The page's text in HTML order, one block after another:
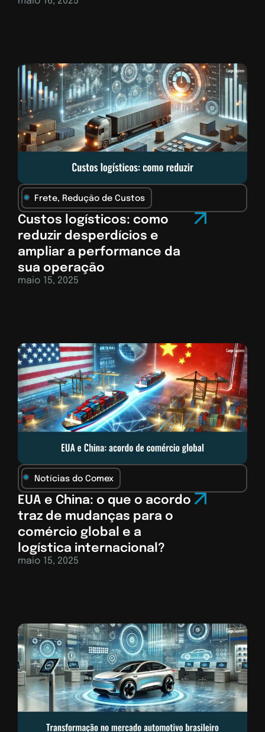
Frete, Redução de Custos
Custos logísticos: como
reduzir desperdícios e
ampliar a performance da
sua operação
maio 15, 2025
Notícias do Comex
EUA e China: o que o acordo
traz de mudanças para o
comércio global e a
logística internacional?
maio 15, 2025